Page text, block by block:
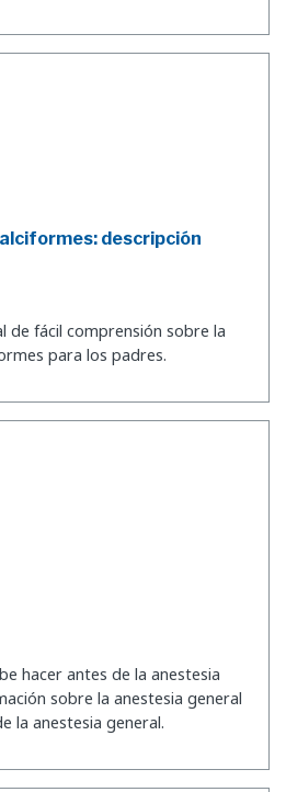
descripción
de fácil comprensión sobre la
para los padres.
hacer antes de la anestesia
sobre la anestesia general
la anestesia general.